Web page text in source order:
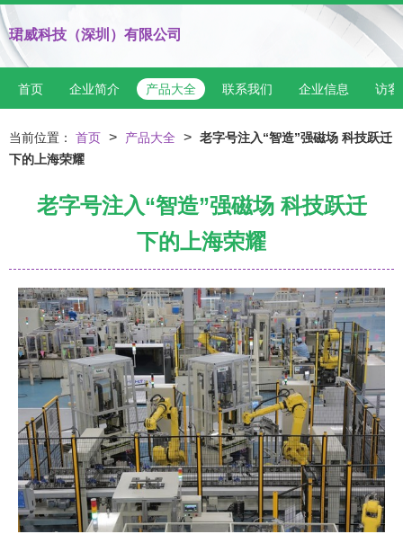
珺威科技（深圳）有限公司
首页 企业简介 产品大全 联系我们 企业信息 访客
当前位置： 首页 > 产品大全 > 老字号注入“智造”强磁场 科技跃迁
下的上海荣耀
老字号注入“智造”强磁场 科技跃迁
下的上海荣耀